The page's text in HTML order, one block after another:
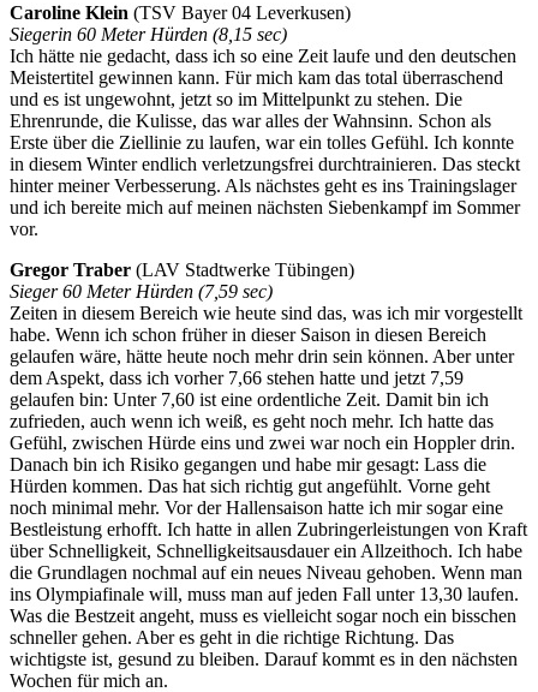
Caroline Klein (TSV Bayer 04 Leverkusen)
Siegerin 60 Meter Hürden (8,15 sec)
Ich hätte nie gedacht, dass ich so eine Zeit laufe und den deutschen
Meistertitel gewinnen kann. Für mich kam das total überraschend
und es ist ungewohnt, jetzt so im Mittelpunkt zu stehen. Die
Ehrenrunde, die Kulisse, das war alles der Wahnsinn. Schon als
Erste über die Ziellinie zu laufen, war ein tolles Gefühl. Ich konnte
in diesem Winter endlich verletzungsfrei durchtrainieren. Das steckt
hinter meiner Verbesserung. Als nächstes geht es ins Trainingslager
und ich bereite mich auf meinen nächsten Siebenkampf im Sommer
vor.
Gregor Traber (LAV Stadtwerke Tübingen)
Sieger 60 Meter Hürden (7,59 sec)
Zeiten in diesem Bereich wie heute sind das, was ich mir vorgestellt
habe. Wenn ich schon früher in dieser Saison in diesen Bereich
gelaufen wäre, hätte heute noch mehr drin sein können. Aber unter
dem Aspekt, dass ich vorher 7,66 stehen hatte und jetzt 7,59
gelaufen bin: Unter 7,60 ist eine ordentliche Zeit. Damit bin ich
zufrieden, auch wenn ich weiß, es geht noch mehr. Ich hatte das
Gefühl, zwischen Hürde eins und zwei war noch ein Hoppler drin.
Danach bin ich Risiko gegangen und habe mir gesagt: Lass die
Hürden kommen. Das hat sich richtig gut angefühlt. Vorne geht
noch minimal mehr. Vor der Hallensaison hatte ich mir sogar eine
Bestleistung erhofft. Ich hatte in allen Zubringerleistungen von Kraft
über Schnelligkeit, Schnelligkeitsausdauer ein Allzeithoch. Ich habe
die Grundlagen nochmal auf ein neues Niveau gehoben. Wenn man
ins Olympiafinale will, muss man auf jeden Fall unter 13,30 laufen.
Was die Bestzeit angeht, muss es vielleicht sogar noch ein bisschen
schneller gehen. Aber es geht in die richtige Richtung. Das
wichtigste ist, gesund zu bleiben. Darauf kommt es in den nächsten
Wochen für mich an.